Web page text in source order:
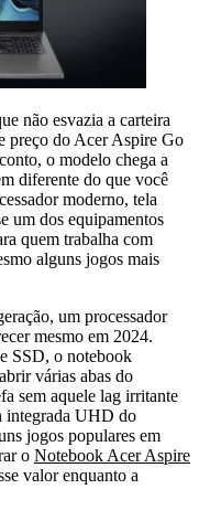
não esvazia a carteira
preço do Acer Aspire Go
o modelo chega a
diferente do que você
moderno, tela
um dos equipamentos
quem trabalha com
alguns jogos mais
um processador
mesmo em 2024.
SSD, o notebook
várias abas do
sem aquele lag irritante
integrada UHD do
jogos populares em
o Notebook Acer Aspire
valor enquanto a